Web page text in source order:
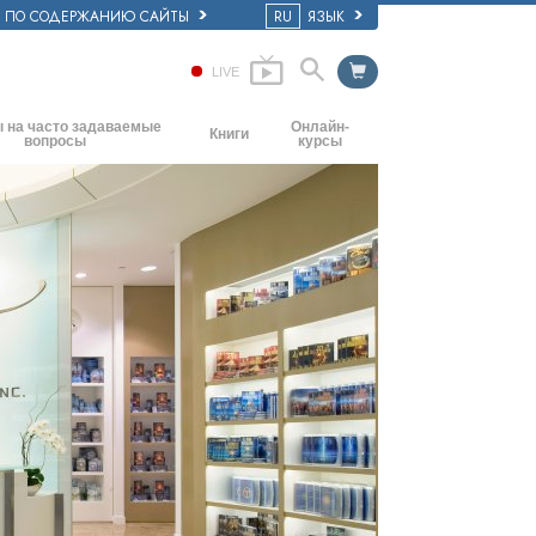
ПО СОДЕРЖАНИЮ САЙТЫ RU ЯЗЫК
LIVE
на часто задаваемые
вопросы
принципы
её организация
Книги
Начальные книги
Аудиокниги
Вводные лекции
Фильмы
Онлайн-
курсы
Как разрешать конфликты
Динамики существования
Компоненты понимания
Как противостоять опасному
окружению
Помощь при болезнях и травмах
Целостность и честность
Супружество
Шкала эмоциональных тонов